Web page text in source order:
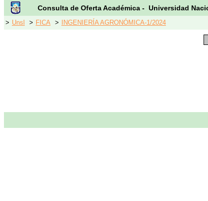
Consulta de Oferta Académica - Universidad
> Unsl > FICA > INGENIERÍA AGRONÓMICA-1/2024